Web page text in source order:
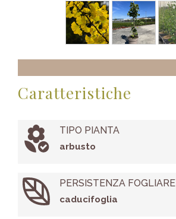
Caratteristiche
TIPO PIANTA
arbusto
PERSISTENZA FOGLIARE
caducifoglia